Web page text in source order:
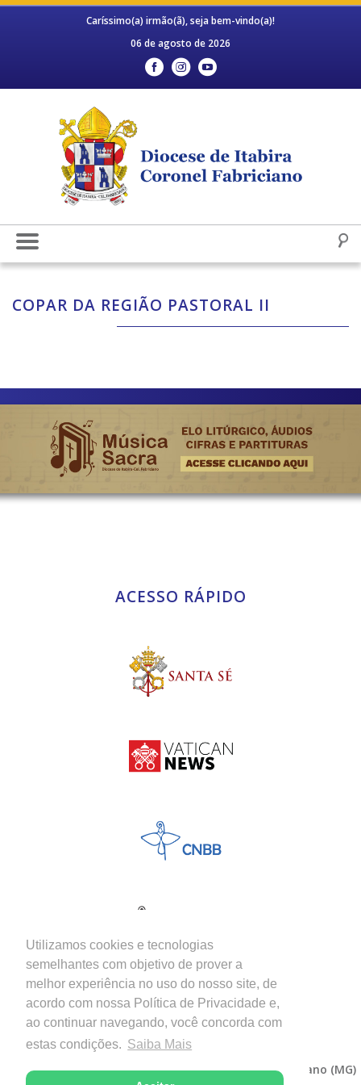
Utilizamos cookies e tecnologias
semelhantes com objetivo de prover a
melhor experiência no uso do nosso site, de
acordo com nossa Política de Privacidade e,
ao continuar navegando, você concorda com
estas condições. Saiba Mais
Caríssimo(a) irmão(ã), seja bem-vindo(a)!
06 de agosto de 2026
COPAR DA REGIÃO PASTORAL II
ACESSO RÁPIDO
Copyright © 2026 - Diocese de Itabira-Coronel Fabriciano (MG)